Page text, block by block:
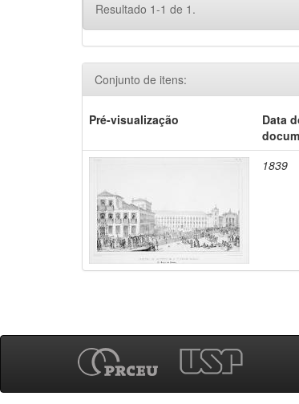
Resultado 1-1 de 1.
Conjunto de itens:
Pré-visualização
Data
1839